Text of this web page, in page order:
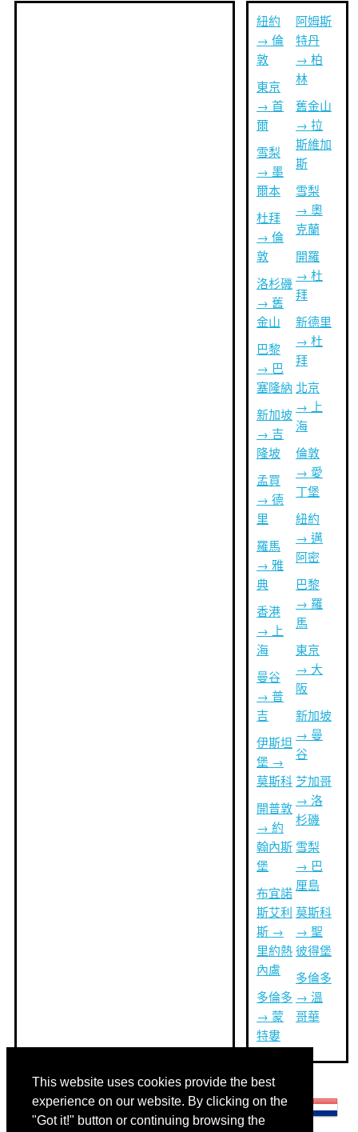
This website uses cookies provide the best
experience on our website. By clicking on the
"Got it!" button or continuing browsing the
紐約
→ 倫
敦
東京
→ 首
爾
雪梨
→ 墨
爾本
杜拜
→ 倫
敦
洛杉磯
→ 舊
金山
巴黎
→ 巴
塞隆納
新加坡
→ 吉
隆坡
孟買
→ 德
里
羅馬
→ 雅
典
香港
→ 上
海
曼谷
→ 普
吉
伊斯坦
堡 →
莫斯科
開普敦
→ 約
翰內斯
堡
布宜諾
斯艾利
斯 →
里約熱
內盧
多倫多
→ 蒙
特婁
阿姆斯
特丹
→ 柏
林
舊金山
→ 拉
斯維加
斯
雪梨
→ 奧
克蘭
開羅
→ 杜
拜
新德里
→ 杜
拜
北京
→ 上
海
倫敦
→ 愛
丁堡
紐約
→ 邁
阿密
巴黎
→ 羅
馬
東京
→ 大
阪
新加坡
→ 曼
谷
芝加哥
→ 洛
杉磯
雪梨
→ 巴
厘島
莫斯科
→ 聖
彼得堡
多倫多
→ 溫
哥華
其他語言: